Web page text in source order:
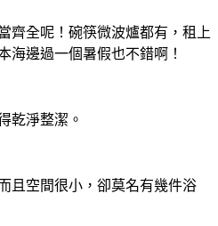
齊全呢！碗筷微波爐都有，租上
海邊過一個暑假也不錯啊！
乾淨整潔。
且空間很小，卻莫名有幾件浴